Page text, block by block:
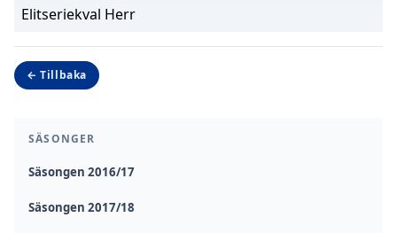
SÄSONGER
Säsongen 2016/17
Säsongen 2017/18
Elitseriekval Herr
← Tillbaka